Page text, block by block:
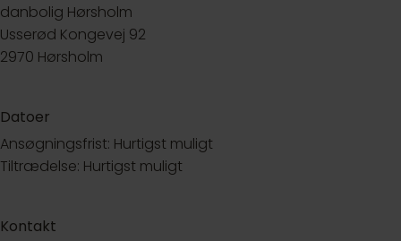
danbolig Hørsholm
Usserød Kongevej 92
2970 Hørsholm
Datoer
Ansøgningsfrist: Hurtigst muligt
Tiltrædelse: Hurtigst muligt
Kontakt